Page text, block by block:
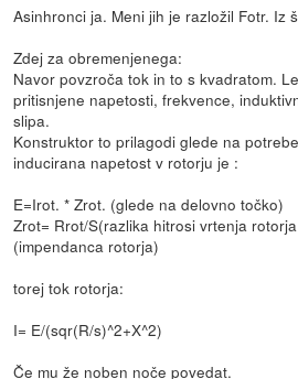
Asinhronci ja. Meni jih je razložil Fotr. Iz
Zdej za obremenjenega:
Navor povzroča tok in to s kvadratom.
pritisnjene napetosti, frekvence,
slipa.
Konstruktor to prilagodi glede na
inducirana napetost v rotorju je :
E=Irot. * Zrot. (glede na delovno točko)
Zrot= Rrot/S(razlika hitrosi vrtenja
(impendanca rotorja)
torej tok rotorja:
I= E/(sqr(R/s)^2+X^2)
Če mu že noben noče povedat.